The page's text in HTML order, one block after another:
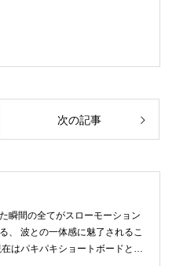
次の記事
瞬間の全てがスローモーション
、 波との一体感に魅了されるこ
はパキパキショートボードとは